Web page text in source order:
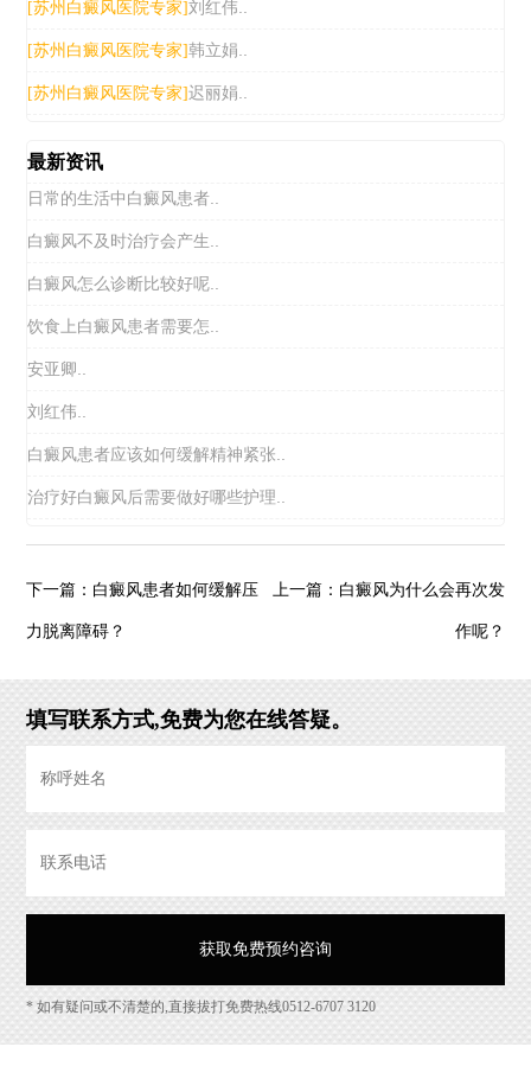
[苏州白癜风医院专家]刘红伟..
[苏州白癜风医院专家]韩立娟..
[苏州白癜风医院专家]迟丽娟..
最新资讯
日常的生活中白癜风患者..
白癜风不及时治疗会产生..
白癜风怎么诊断比较好呢..
饮食上白癜风患者需要怎..
安亚卿..
刘红伟..
白癜风患者应该如何缓解精神紧张..
治疗好白癜风后需要做好哪些护理..
下一篇： 白癜风患者如何缓解压
力脱离障碍？
上一篇： 白癜风为什么会再次发
作呢？
填写联系方式,免费为您在线答疑。
* 如有疑问或不清楚的,直接拔打免费热线0512-6707 3120